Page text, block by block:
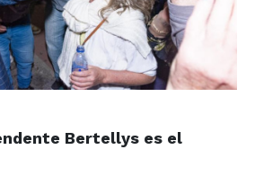
Bertellys es el